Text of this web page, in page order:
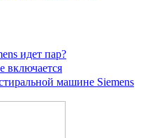
идет пар?
включается
машине Siemens